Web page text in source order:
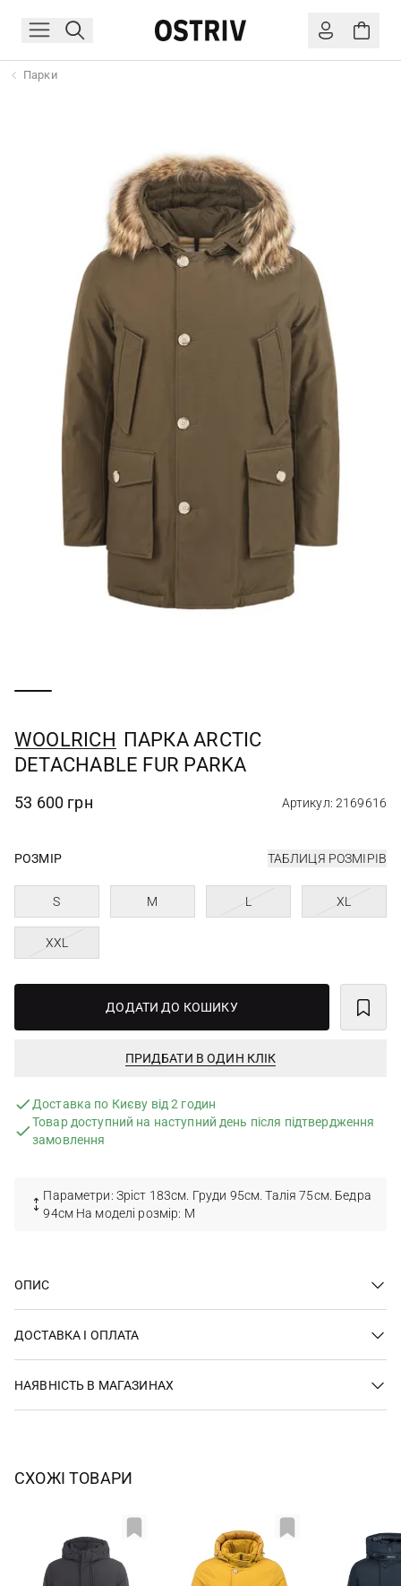
Парки
WOOLRICH ПАРКА ARCTIC
DETACHABLE FUR PARKA
53 600 грн Артикул: 2169616
РОЗМІР ТАБЛИЦЯ РОЗМІРІВ
S M L XL
XXL
ДОДАТИ ДО КОШИКУ
ПРИДБАТИ В ОДИН КЛІК
Доставка по Києву від 2 годин
Товар доступний на наступний день після підтвердження
замовлення
Параметри: Зріст 183см. Груди 95см. Талія 75см. Бедра
94см На моделі розмір: M
ОПИС
ДОСТАВКА І ОПЛАТА
НАЯВНІСТЬ В МАГАЗИНАХ
СХОЖІ ТОВАРИ